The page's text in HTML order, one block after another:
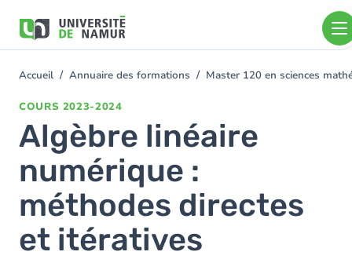
contenu
You
Accueil Annuaire des formations Master 120 en sciences
COURS 2023-2024
Algèbre linéaire
numérique :
méthodes directes
et itératives